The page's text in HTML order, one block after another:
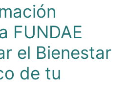
FUNDAE
el Bienestar
de tu